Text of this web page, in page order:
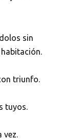
sin
triunfo.
tuyos.
vez.